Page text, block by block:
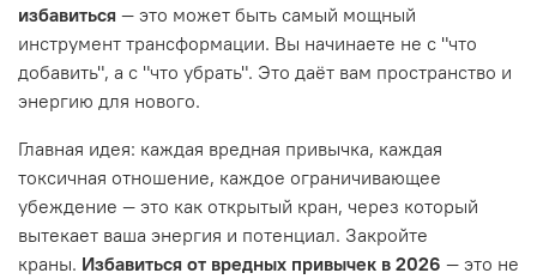
избавиться — это может быть самый мощный
инструмент трансформации. Вы начинаете не с "что
добавить", а с "что убрать". Это даёт вам пространство и
энергию для нового.
Главная идея: каждая вредная привычка, каждая
токсичная отношение, каждое ограничивающее
убеждение — это как открытый кран, через который
вытекает ваша энергия и потенциал. Закройте
краны. Избавиться от вредных привычек в 2026 — это не